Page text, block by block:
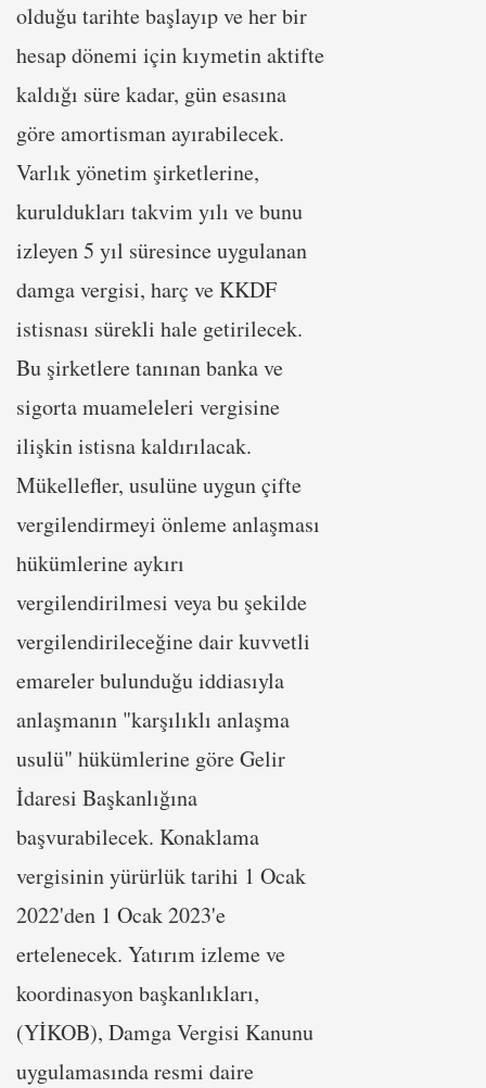
olduğu tarihte başlayıp ve her bir
hesap dönemi için kıymetin aktifte
kaldığı süre kadar, gün esasına
göre amortisman ayırabilecek.
Varlık yönetim şirketlerine,
kuruldukları takvim yılı ve bunu
izleyen 5 yıl süresince uygulanan
damga vergisi, harç ve KKDF
istisnası sürekli hale getirilecek.
Bu şirketlere tanınan banka ve
sigorta muameleleri vergisine
ilişkin istisna kaldırılacak.
Mükellefler, usulüne uygun çifte
vergilendirmeyi önleme anlaşması
hükümlerine aykırı
vergilendirilmesi veya bu şekilde
vergilendirileceğine dair kuvvetli
emareler bulunduğu iddiasıyla
anlaşmanın "karşılıklı anlaşma
usulü" hükümlerine göre Gelir
İdaresi Başkanlığına
başvurabilecek. Konaklama
vergisinin yürürlük tarihi 1 Ocak
2022'den 1 Ocak 2023'e
ertelenecek. Yatırım izleme ve
koordinasyon başkanlıkları,
(YİKOB), Damga Vergisi Kanunu
uygulamasında resmi daire